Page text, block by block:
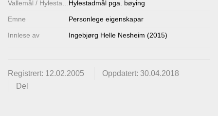
Hylestadmål pga. bøying
Emne Personlege eigenskapar
Innlese av Ingebjørg Helle Nesheim (2015)
Registrert: 12.02.2005
Oppdatert: 30.04.2018
Del